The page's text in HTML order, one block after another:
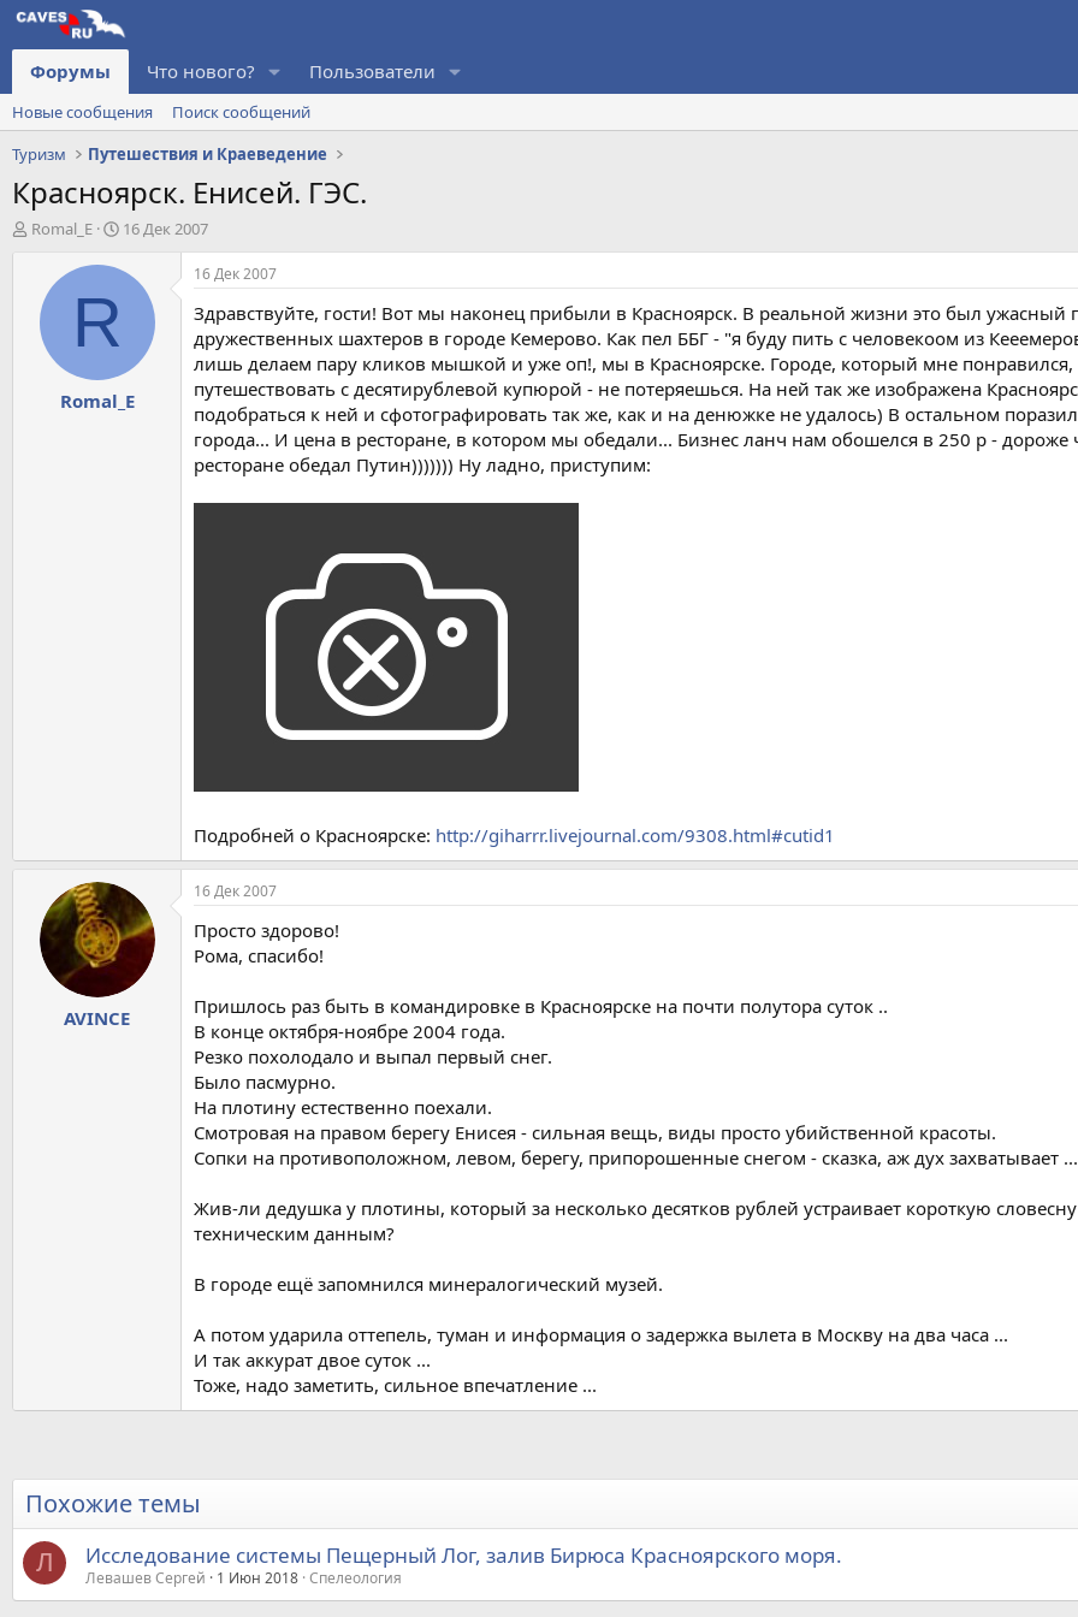
Форумы Что нового? Пользователи
Новые сообщения
Поиск сообщений
Туризм
Путешествия и Краеведение
Красноярск. Енисей. ГЭС.
А
Romal_E
Д
т
а
л
16 Дек 2007
R
Romal_E
16 Дек 2007
Здравствуйте, гости! Вот мы наконец прибыли в Красноярск. В реальной жизни это был ужасный
дружественных шахтеров в городе Кемерово. Как пел ББГ - "я буду пить с человекоом из
лишь делаем пару кликов мышкой и уже оп!, мы в Красноярске. Городе, который мне
путешествовать с десятирублевой купюрой - не потеряешься. На ней так же изображена
подобраться к ней и сфотографировать так же, как и на денюжке не удалось) В остальном
города... И цена в ресторане, в котором мы обедали... Бизнес ланч нам обошелся в 250 р -
ресторане обедал Путин))))))) Ну ладно, приступим:
Подробней о Красноярске: http://giharrr.livejournal.com/9308.html#cutid1
AVINCE
16 Дек 2007
Просто здорово!
Рома, спасибо!
Пришлось раз быть в командировке в Красноярске на почти полутора суток ..
В конце октября-ноябре 2004 года.
Резко похолодало и выпал первый снег.
Было пасмурно.
На плотину естественно поехали.
Смотровая на правом берегу Енисея - сильная вещь, виды просто убийственной красоты.
Сопки на противоположном, левом, берегу, припорошенные снегом - сказка, аж дух захватывает ...
Жив-ли дедушка у плотины, который за несколько десятков рублей устраивает короткую
техническим данным?
В городе ещё запомнился минералогический музей.
А потом ударила оттепель, туман и информация о задержка вылета в Москву на два часа ...
И так аккурат двое суток ...
Тоже, надо заметить, сильное впечатление ...
Похожие темы
Л Исследование системы Пещерный Лог, залив Бирюса Красноярского моря.
Левашев Сергей 1 Июн 2018 Спелеология